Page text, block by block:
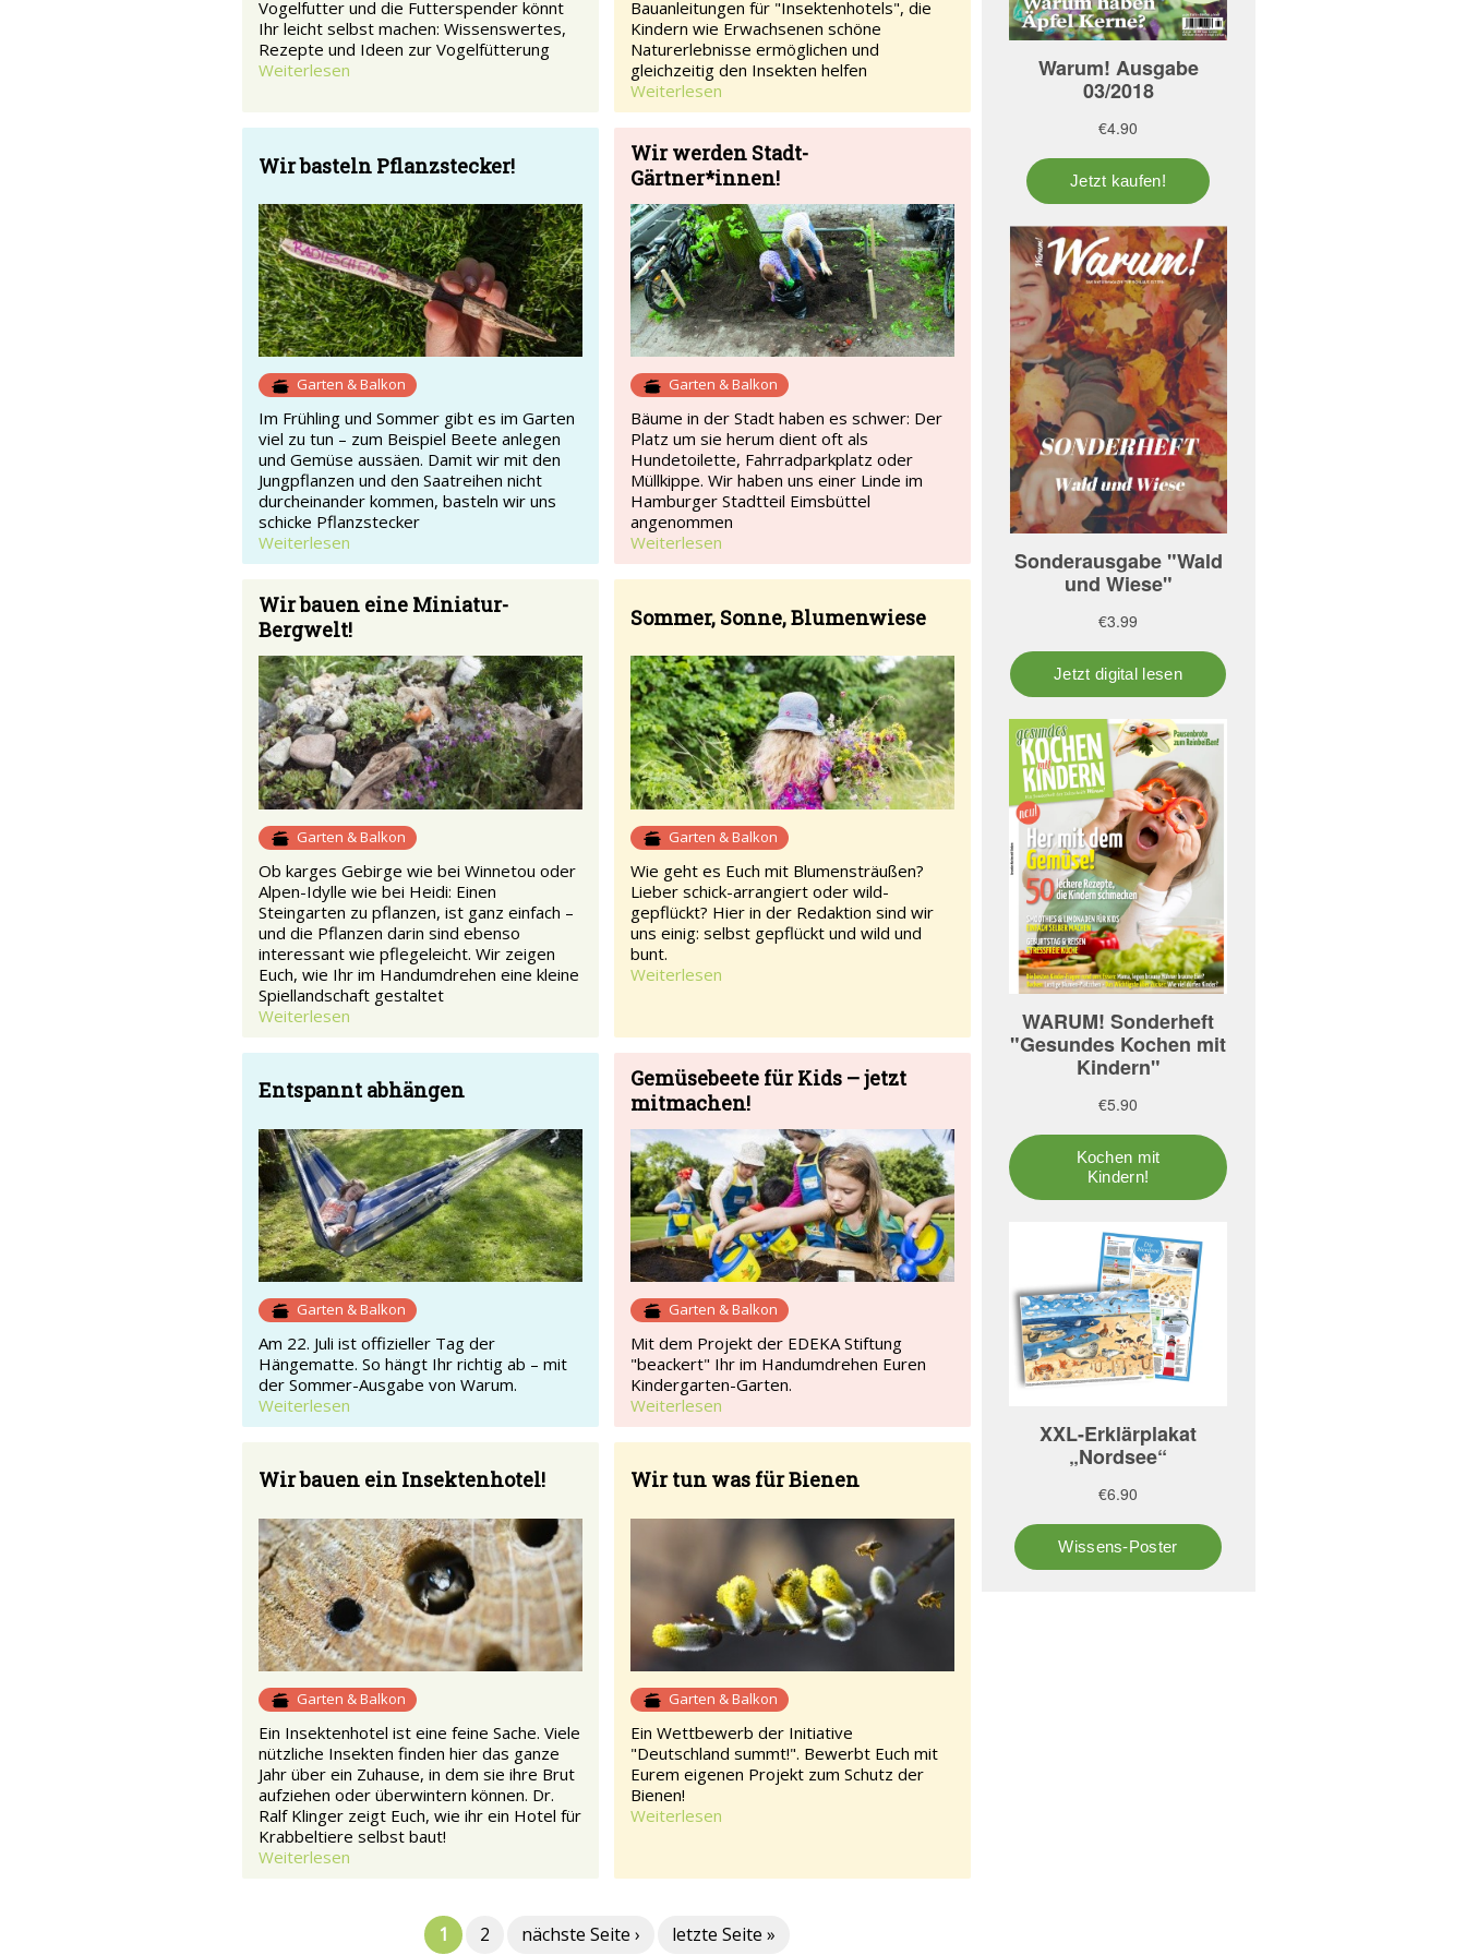
Vogelfutter und die Futterspender könnt
Ihr leicht selbst machen: Wissenswertes,
Rezepte und Ideen zur Vogelfütterung
Weiterlesen
Bauanleitungen für "Insektenhotels", die
Kindern wie Erwachsenen schöne
Naturerlebnisse ermöglichen und
gleichzeitig den Insekten helfen
Weiterlesen
Wir basteln Pflanzstecker!
Garten & Balkon
Im Frühling und Sommer gibt es im Garten
viel zu tun – zum Beispiel Beete anlegen
und Gemüse aussäen. Damit wir mit den
Jungpflanzen und den Saatreihen nicht
durcheinander kommen, basteln wir uns
schicke Pflanzstecker
Weiterlesen
Wir werden Stadt-
Gärtner*innen!
Garten & Balkon
Bäume in der Stadt haben es schwer: Der
Platz um sie herum dient oft als
Hundetoilette, Fahrradparkplatz oder
Müllkippe. Wir haben uns einer Linde im
Hamburger Stadtteil Eimsbüttel
angenommen
Weiterlesen
Wir bauen eine Miniatur-
Bergwelt!
Garten & Balkon
Ob karges Gebirge wie bei Winnetou oder
Alpen-Idylle wie bei Heidi: Einen
Steingarten zu pflanzen, ist ganz einfach –
und die Pflanzen darin sind ebenso
interessant wie pflegeleicht. Wir zeigen
Euch, wie Ihr im Handumdrehen eine kleine
Spiellandschaft gestaltet
Weiterlesen
Sommer, Sonne, Blumenwiese
Garten & Balkon
Wie geht es Euch mit Blumensträußen?
Lieber schick-arrangiert oder wild-
gepflückt? Hier in der Redaktion sind wir
uns einig: selbst gepflückt und wild und
bunt.
Weiterlesen
Entspannt abhängen
Garten & Balkon
Am 22. Juli ist offizieller Tag der
Hängematte. So hängt Ihr richtig ab – mit
der Sommer-Ausgabe von Warum.
Weiterlesen
Gemüsebeete für Kids – jetzt
mitmachen!
Garten & Balkon
Mit dem Projekt der EDEKA Stiftung
"beackert" Ihr im Handumdrehen Euren
Kindergarten-Garten.
Weiterlesen
Wir bauen ein Insektenhotel!
Garten & Balkon
Ein Insektenhotel ist eine feine Sache. Viele
nützliche Insekten finden hier das ganze
Jahr über ein Zuhause, in dem sie ihre Brut
aufziehen oder überwintern können. Dr.
Ralf Klinger zeigt Euch, wie ihr ein Hotel für
Krabbeltiere selbst baut!
Weiterlesen
Wir tun was für Bienen
Garten & Balkon
Ein Wettbewerb der Initiative
"Deutschland summt!". Bewerbt Euch mit
Eurem eigenen Projekt zum Schutz der
Bienen!
Weiterlesen
1 2 nächste Seite › letzte Seite »